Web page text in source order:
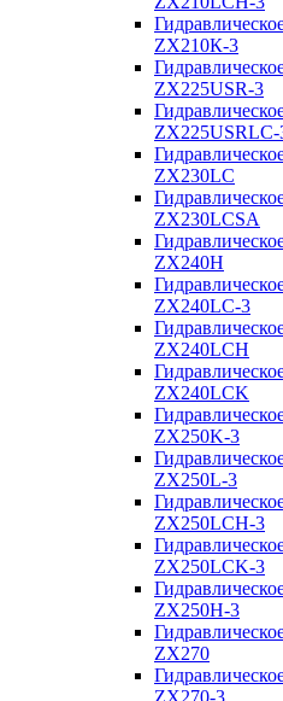
ZX210К-3
ZX225USR-3
ZX225USRLC-
ZX230LC
ZX230LCSA
ZX240H
ZX240LC-3
ZX240LCH
ZX240LCK
ZX250K-3
ZX250L-3
ZX250LCH-3
ZX250LCK-3
ZX250Н-3
ZX270
ZX270-3